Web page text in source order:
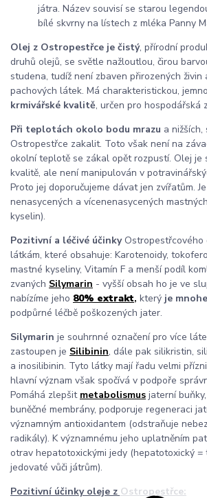
játra. Název souvisí se starou
bílé skvrny na lístech z mléka Panny
Olej z Ostropestřce je čistý, přírodní
druhů olejů, se světle nažloutlou, čirou
studena, tudíž není zbaven přirozených živin
pachových látek. Má charakteristickou,
krmivářské kvalitě, určen pro hospodářská
Při teplotách okolo bodu mrazu a nižších,
Ostropestřce zakalit. Toto však není na
okolní teplotě se zákal opět rozpustí. Olej je
kvalitě, ale není manipulován v
Proto jej doporučujeme dávat jen zvířatům.
nenasycených a vícenenasycených
kyselin).
Pozitivní a léčivé účinky Ostropestřcového
látkám, které obsahuje: Karotenoidy,
mastné kyseliny, Vitamín F a menší podíl
zvaných Silymarin - vyšší obsah ho je ve
nabízíme jeho 80% extrakt, který je
podpůrné léčbě poškozených jater.
Silymarin je souhrnné označení pro více
zastoupen je Silibinin, dále pak silikristin,
a inosilibinin. Tyto látky mají řadu velmi
hlavní význam však spočívá v podpoře
Pomáhá zlepšit metabolismus jaterní
buněčné membrány, podporuje regeneraci
významným antioxidantem (odstraňuje
radikály). K významnému jeho uplatněním
otrav hepatotoxickými jedy (hepatotoxický =
jedovaté vůči játrům).
Pozitivní účinky oleje z Ostropestřce: